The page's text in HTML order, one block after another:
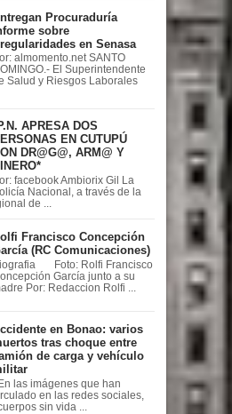
Procuraduría
sobre
en Senasa
almomento.net SANTO
El Superintendente
Salud y Riesgos Laborales
APRESA DOS
EN CUTUPÚ
DR@G@, ARM@ Y
facebook Ambiorix Gil La
Nacional, a través de la
de ...
Francisco Concepción
(RC Comunicaciones)
Foto: Rolfi Francisco
García junto a su
Por: Redaccion Rolfi ...
en Bonao: varios
tras choque entre
de carga y vehículo
las imágenes que han
en las redes sociales,
sin vida ...